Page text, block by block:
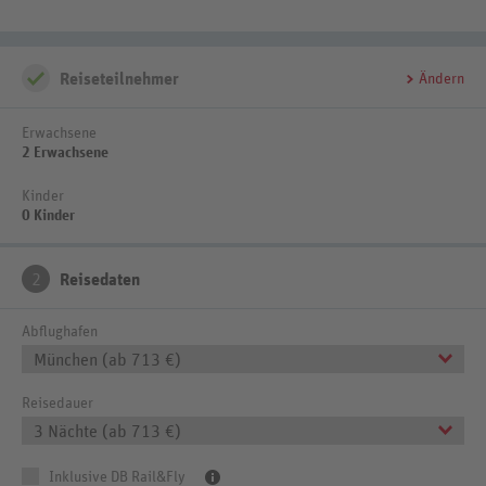
Reiseteilnehmer Ändern
Erwachsene
2 Erwachsene
Kinder
0 Kinder
2 Reisedaten
Abflughafen
München (ab 713 €)
Reisedauer
3 Nächte (ab 713 €)
Inklusive DB Rail&Fly